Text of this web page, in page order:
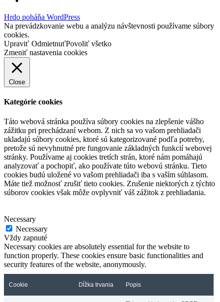
Hrdo poháňa WordPress
Na prevádzkovanie webu a analýzu návštevnosti používame súbory
cookies.
Upraviť OdmietnuťPovoliť všetko
Zmeniť nastavenia cookies
Close
Kategórie cookies
Táto webová stránka používa súbory cookies na zlepšenie vášho
zážitku pri prechádzaní webom. Z nich sa vo vašom prehliadači
ukladajú súbory cookies, ktoré sú kategorizované podľa potreby,
pretože sú nevyhnutné pre fungovanie základných funkcií webovej
stránky. Používame aj cookies tretích strán, ktoré nám pomáhajú
analyzovať a pochopiť, ako používate túto webovú stránku. Tieto
cookies budú uložené vo vašom prehliadači iba s vaším súhlasom.
Máte tiež možnosť zrušiť tieto cookies. Zrušenie niektorých z týchto
súborov cookies však môže ovplyvniť váš zážitok z prehliadania.
Necessary
Necessary
Vždy zapnuté
Necessary cookies are absolutely essential for the website to
function properly. These cookies ensure basic functionalities and
security features of the website, anonymously.
Cookie Dĺžka trvania Popis